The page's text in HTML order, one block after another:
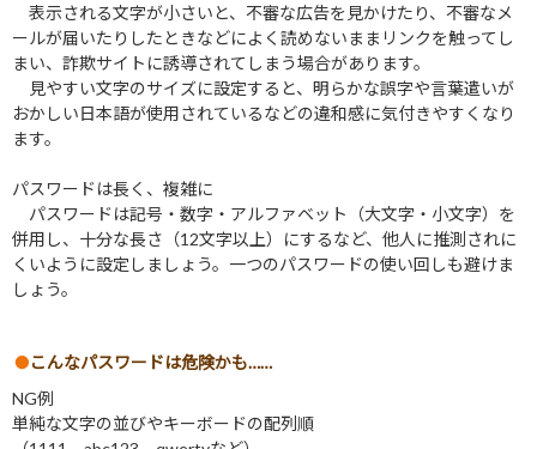
表示される文字が小さいと、不審な広告を見かけたり、不審なメ
ールが届いたりしたときなどによく読めないままリンクを触ってし
まい、詐欺サイトに誘導されてしまう場合があります。
見やすい文字のサイズに設定すると、明らかな誤字や言葉遣いが
おかしい日本語が使用されているなどの違和感に気付きやすくなり
ます。
パスワードは長く、複雑に
パスワードは記号・数字・アルファベット（大文字・小文字）を
併用し、十分な長さ（12文字以上）にするなど、他人に推測されに
くいように設定しましょう。一つのパスワードの使い回しも避けま
しょう。
こんなパスワードは危険かも……
NG例
単純な文字の並びやキーボードの配列順